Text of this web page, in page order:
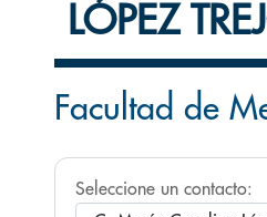
LÓPEZ
Facultad de
Seleccione un contacto: